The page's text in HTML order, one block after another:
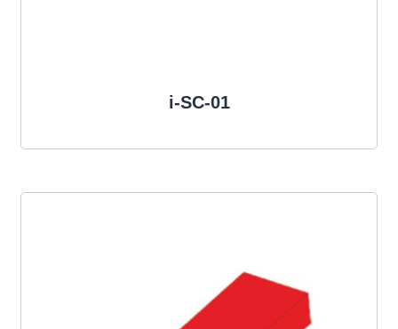
i-SC-01